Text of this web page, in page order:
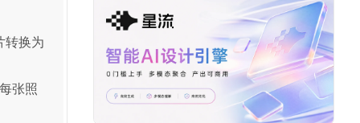
转换为
张照